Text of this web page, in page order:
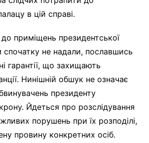
в цій справі.
до приміщень президентської
спочатку не надали, пославшись
гарантії, що захищають
Нинішній обшук не означає
президенту
Йдеться про розслідування
порушень при їх розподілі,
провину конкретних осіб.